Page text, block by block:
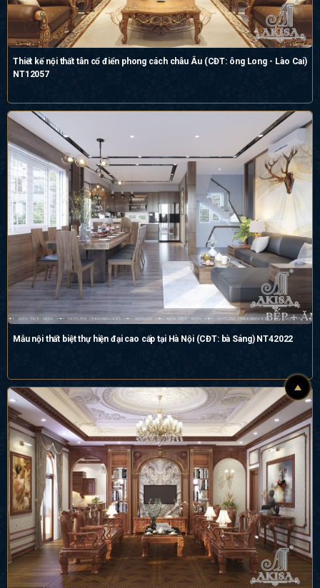
Thiết kế nội thất tân cổ điển phong cách châu Âu (CĐT: ông Long - Lào Cai)
NT12057
Mẫu nội thất biệt thự hiện đại cao cấp tại Hà Nội (CĐT: bà Sáng) NT42022